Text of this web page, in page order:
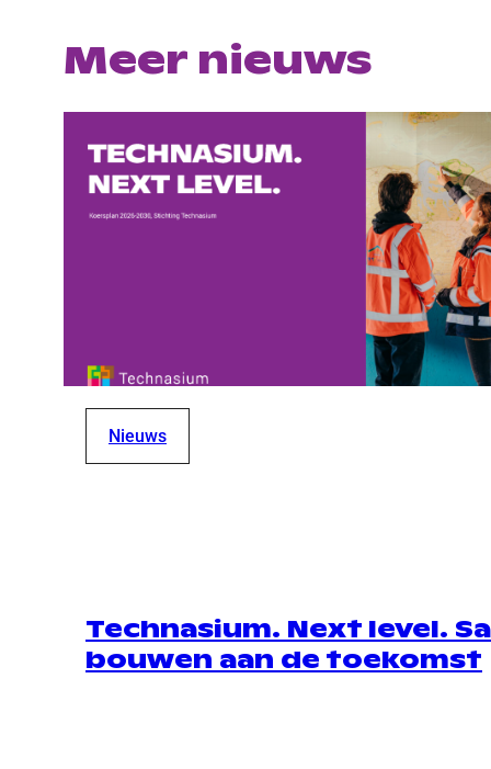
Meer nieuws
Nieuws
Technasium. Next level.
bouwen aan de toekomst